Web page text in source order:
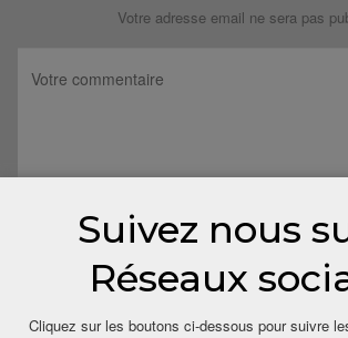
Votre adresse email ne sera pas
Suivez nous
Réseaux
Cliquez sur les boutons ci-dessous pour suivre